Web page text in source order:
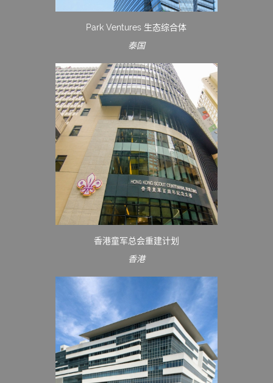
Park Ventures 生态综合体
泰国
香港童军总会重建计划
香港